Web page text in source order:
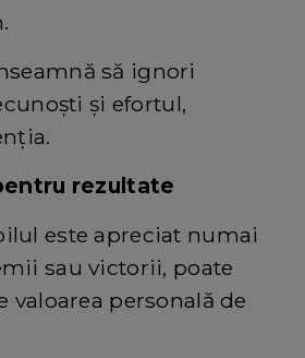
să ignori
și efortul,
rezultate
este apreciat numai
sau victorii, poate
valoarea personală de